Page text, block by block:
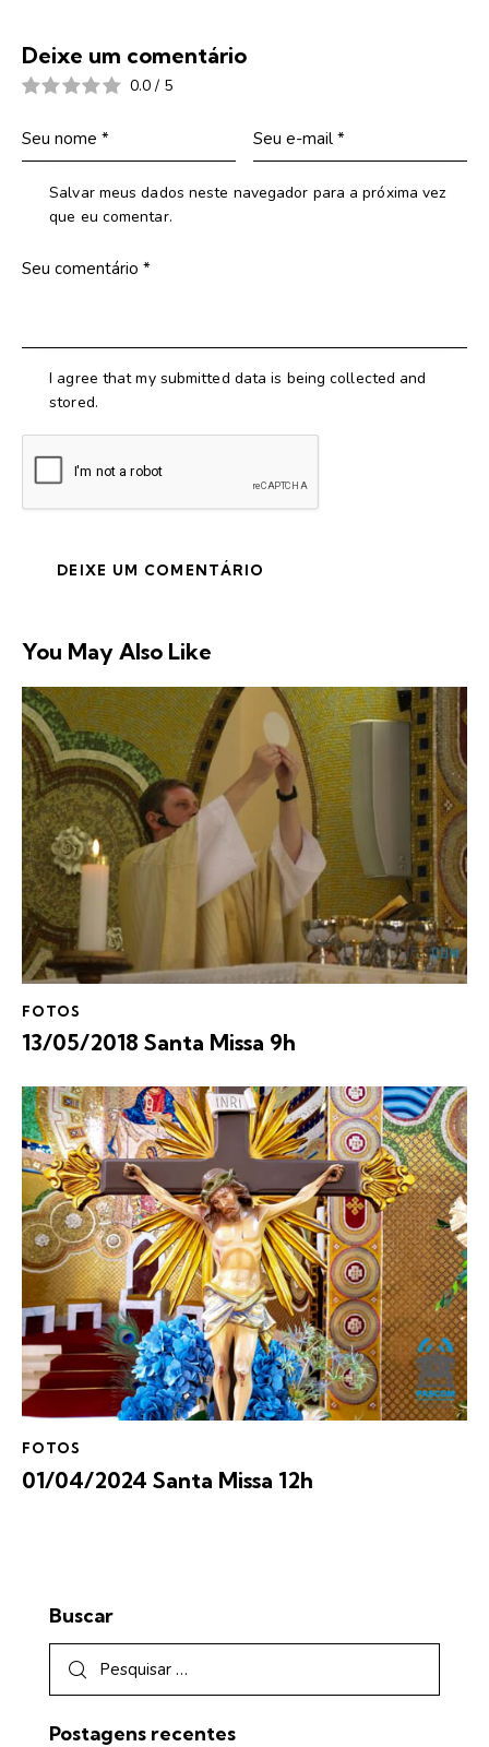
Deixe um comentário
0.0 / 5
Salvar meus dados neste navegador para a próxima vez
que eu comentar.
I agree that my submitted data is being collected and
stored.
You May Also Like
FOTOS
13/05/2018 Santa Missa 9h
FOTOS
01/04/2024 Santa Missa 12h
Buscar
Postagens recentes